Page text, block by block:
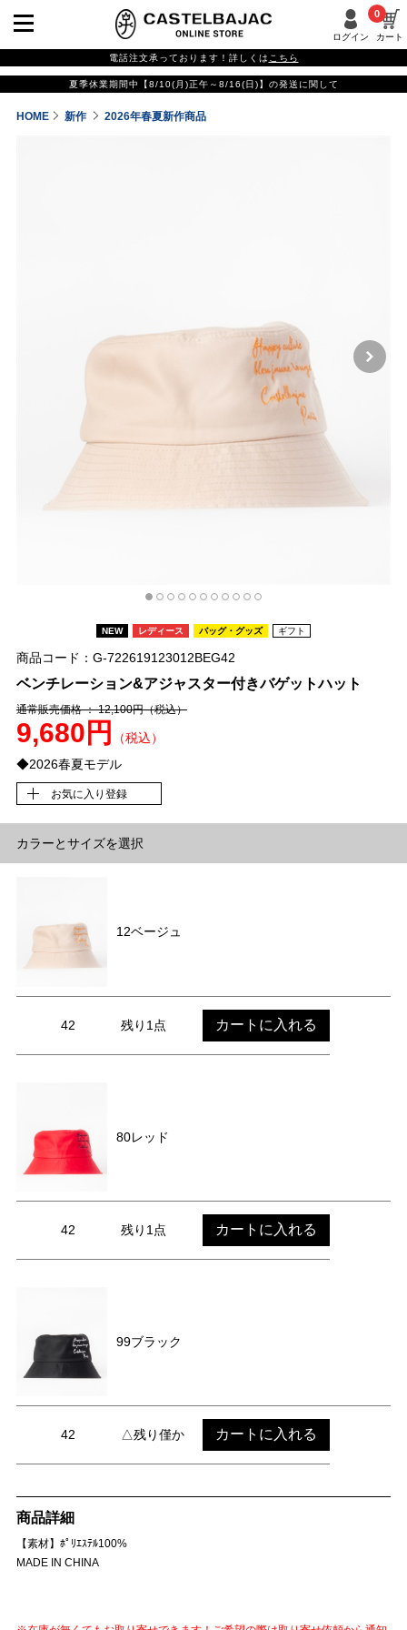
ログイン カート
0
電話注文承っております！詳しくは こちら
夏季休業期間中【8/10(月)正午～8/16(日)】の発送に関して
HOME 新作 2026年春夏新作商品
NEW レディース バッグ・グッズ ギフト
商品コード：G-722619123012BEG42
ベンチレーション&アジャスター付きバゲットハット
通常販売価格 ： 12,100円（税込）
9,680円
（税込）
◆2026春夏モデル
お気に入り登録
カラーとサイズを選択
12ベージュ
42 残り1点 カートに入れる
80レッド
42 残り1点 カートに入れる
99ブラック
42 △残り僅か カートに入れる
商品詳細
【素材】ﾎﾟﾘｴｽﾃﾙ100%
MADE IN CHINA